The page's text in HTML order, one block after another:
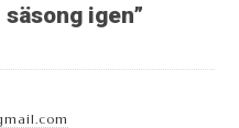
igen”